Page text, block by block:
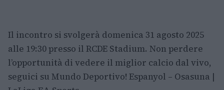
Il incontro si svolgerà domenica 31 agosto 2025
alle 19:30 presso il RCDE Stadium. Non perdere
l’opportunità di vedere il miglior calcio dal vivo,
seguici su Mundo Deportivo! Espanyol – Osasuna |